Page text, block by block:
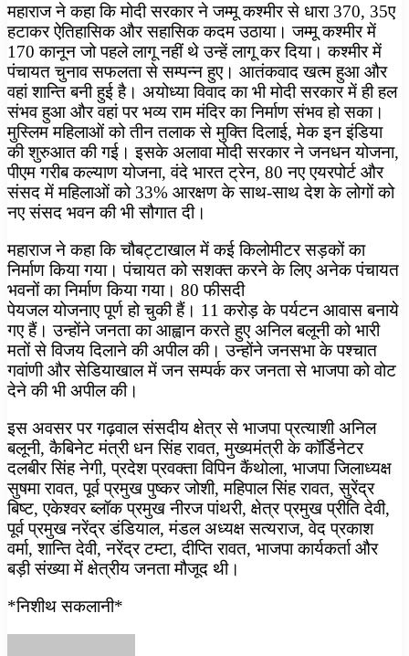
महाराज ने कहा कि मोदी सरकार ने जम्मू कश्मीर से धारा 370, 35ए
हटाकर ऐतिहासिक और सहासिक कदम उठाया। जम्मू कश्मीर में
170 कानून जो पहले लागू नहीं थे उन्हें लागू कर दिया। कश्मीर में
पंचायत चुनाव सफलता से सम्पन्न हुए। आतंकवाद खत्म हुआ और
वहां शान्ति बनी हुई है। अयोध्या विवाद का भी मोदी सरकार में ही हल
संभव हुआ और वहां पर भव्य राम मंदिर का निर्माण संभव हो सका।
मुस्लिम महिलाओं को तीन तलाक से मुक्ति दिलाई, मेक इन इंडिया
की शुरुआत की गई। इसके अलावा मोदी सरकार ने जनधन योजना,
पीएम गरीब कल्याण योजना, वंदे भारत ट्रेन, 80 नए एयरपोर्ट और
संसद में महिलाओं को 33% आरक्षण के साथ-साथ देश के लोगों को
नए संसद भवन की भी सौगात दी।
महाराज ने कहा कि चौबट्टाखाल में कई किलोमीटर सड़कों का
निर्माण किया गया। पंचायत को सशक्त करने के लिए अनेक पंचायत
भवनों का निर्माण किया गया। 80 फीसदी
पेयजल योजनाए पूर्ण हो चुकी हैं। 11 करोड़ के पर्यटन आवास बनाये
गए हैं। उन्होंने जनता का आह्वान करते हुए अनिल बलूनी को भारी
मतों से विजय दिलाने की अपील की। उन्होंने जनसभा के पश्चात
गवांणी और सेडियाखाल में जन सम्पर्क कर जनता से भाजपा को वोट
देने की भी अपील की।
इस अवसर पर गढ़वाल संसदीय क्षेत्र से भाजपा प्रत्याशी अनिल
बलूनी, कैबिनेट मंत्री धन सिंह रावत, मुख्यमंत्री के कॉर्डिनेटर
दलबीर सिंह नेगी, प्रदेश प्रवक्ता विपिन कैंथोला, भाजपा जिलाध्यक्ष
सुषमा रावत, पूर्व प्रमुख पुष्कर जोशी, महिपाल सिंह रावत, सुरेंद्र
बिष्ट, एकेश्वर ब्लॉक प्रमुख नीरज पांथरी, क्षेत्र प्रमुख प्रीति देवी,
पूर्व प्रमुख नरेंद्र डंडियाल, मंडल अध्यक्ष सत्यराज, वेद प्रकाश
वर्मा, शान्ति देवी, नरेंद्र टम्टा, दीप्ति रावत, भाजपा कार्यकर्ता और
बड़ी संख्या में क्षेत्रीय जनता मौजूद थी।
*निशीथ सकलानी*